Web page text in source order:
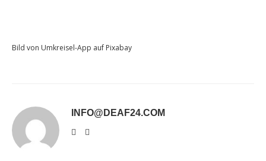
Bild von Umkreisel-App auf Pixabay
INFO@DEAF24.COM